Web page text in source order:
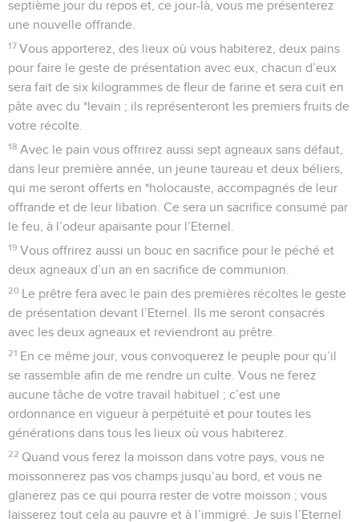
septième jour du repos et, ce jour-là, vous me présenterez
une nouvelle offrande.
17 Vous apporterez, des lieux où vous habiterez, deux pains
pour faire le geste de présentation avec eux, chacun d’eux
sera fait de six kilogrammes de fleur de farine et sera cuit en
pâte avec du *levain ; ils représenteront les premiers fruits de
votre récolte.
18 Avec le pain vous offrirez aussi sept agneaux sans défaut,
dans leur première année, un jeune taureau et deux béliers,
qui me seront offerts en *holocauste, accompagnés de leur
offrande et de leur libation. Ce sera un sacrifice consumé par
le feu, à l’odeur apaisante pour l’Eternel.
19 Vous offrirez aussi un bouc en sacrifice pour le péché et
deux agneaux d’un an en sacrifice de communion.
20 Le prêtre fera avec le pain des premières récoltes le geste
de présentation devant l’Eternel. Ils me seront consacrés
avec les deux agneaux et reviendront au prêtre.
21 En ce même jour, vous convoquerez le peuple pour qu’il
se rassemble afin de me rendre un culte. Vous ne ferez
aucune tâche de votre travail habituel ; c’est une
ordonnance en vigueur à perpétuité et pour toutes les
générations dans tous les lieux où vous habiterez.
22 Quand vous ferez la moisson dans votre pays, vous ne
moissonnerez pas vos champs jusqu’au bord, et vous ne
glanerez pas ce qui pourra rester de votre moisson ; vous
laisserez tout cela au pauvre et à l’immigré. Je suis l’Eternel